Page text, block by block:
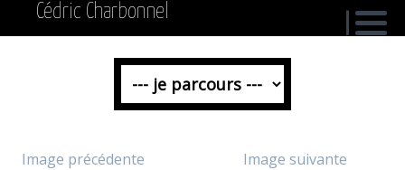
Cédric Charbonnel
Image précédente Image suivante